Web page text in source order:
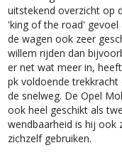
uitstekend overzicht op
'king of the road'
de wagen ook zeer
willem rijden dan
er net wat meer in,
pk voldoende
de snelweg. De Opel
ook heel geschikt als
wendbaarheid is hij ook
zichzelf gebruiken.